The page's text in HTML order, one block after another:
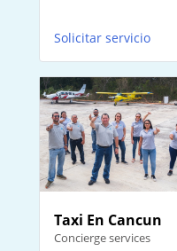
Solicitar servicio
Taxi En Cancun
Concierge services